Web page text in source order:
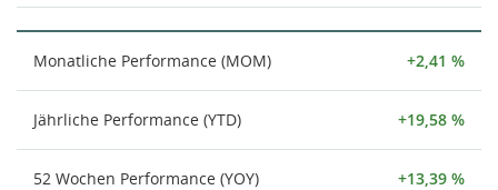
Monatliche Performance (MOM) +2,41 %
Jährliche Performance (YTD) +19,58 %
52 Wochen Performance (YOY) +13,39 %